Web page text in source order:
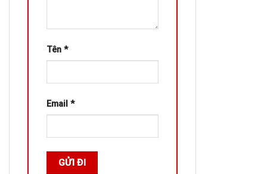
Tên *
Email *